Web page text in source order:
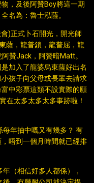
，及後阿贊Boy將這一期
名為：魯士泓薩。
)正式卜石開光，開光師
薩，龍普鎖，龍普屈，龍
贊Jack，阿贊暗Matt。
加入了龍婆烏東薩好出名
孩子向父母或長輩去請求
中彩票這類不設實際的願
在太多太多太多事跡啦！
每年抽中嘅又有幾多？ 有
唔到一個月時間就已經排
（相信好多人都係），